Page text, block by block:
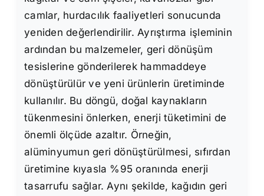
camlar, hurdacılık faaliyetleri sonucunda
yeniden değerlendirilir. Ayrıştırma işleminin
ardından bu malzemeler, geri dönüşüm
tesislerine gönderilerek hammaddeye
dönüştürülür ve yeni ürünlerin üretiminde
kullanılır. Bu döngü, doğal kaynakların
tükenmesini önlerken, enerji tüketimini de
önemli ölçüde azaltır. Örneğin,
alüminyumun geri dönüştürülmesi, sıfırdan
üretimine kıyasla %95 oranında enerji
tasarrufu sağlar. Aynı şekilde, kağıdın geri